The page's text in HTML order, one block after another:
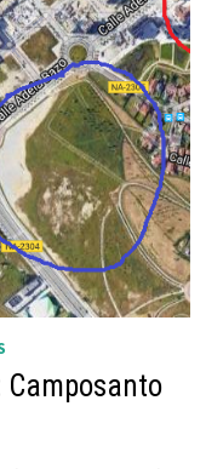
Camposanto